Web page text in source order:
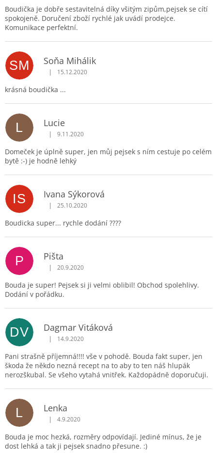
Boudička je dobře sestavitelná díky všitým zipům,pejsek se cítí
spokojeně. Doručení zboží rychlé jak uvádí prodejce.
Komunikace perfektní.
SM Soňa Mihálik
Hodnocení produktu je 5 z 5 hvězdiček.
| 15.12.2020
krásná boudička ...
L Lucie
Hodnocení produktu je 5 z 5 hvězdiček.
| 9.11.2020
Domeček je úplně super, jen můj pejsek s ním cestuje po celém
bytě :-) je hodně lehký
IS Ivana Sýkorová
Hodnocení produktu je 5 z 5 hvězdiček.
| 25.10.2020
Boudicka super... rychle dodání ????
P Pišta
Hodnocení produktu je 5 z 5 hvězdiček.
| 20.9.2020
Bouda je super! Pejsek si ji velmi oblibil! Obchod spolehlivy.
Dodání v pořádku.
DV Dagmar Vitáková
Hodnocení produktu je 5 z 5 hvězdiček.
| 14.9.2020
Pani strašně příjemná!!!! vše v pohodě. Bouda fakt super, jen
škoda že někdo nezná recept na to aby to ten náš hlupák
nerozškubal. Se všeho vytahá vnitřek. Každopádně doporučuji.
L Lenka
Hodnocení produktu je 4 z 5 hvězdiček.
| 4.9.2020
Bouda je moc hezká, rozměry odpovídají. Jediné mínus, že je
dost lehká a tak ji pejsek snadno přesune. :)